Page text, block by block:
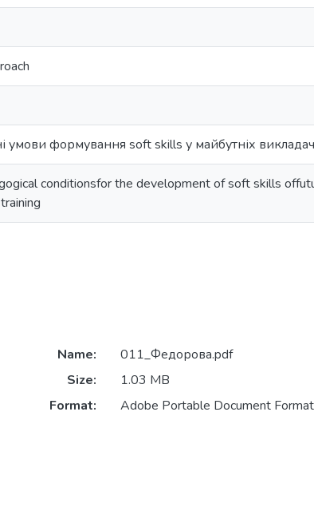
умови формування soft skills у майбутніх
conditionsfor the development of soft skills
Name:
011_Федорова.pdf
Size:
1.03 MB
Format:
Adobe Portable Document Format